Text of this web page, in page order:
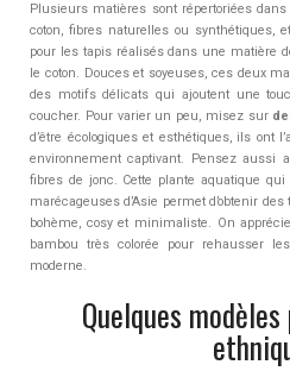
Plusieurs matières sont répertoriées
coton, fibres naturelles ou synthétiques,
pour les tapis réalisés dans une matière
le coton. Douces et soyeuses, ces deux
des motifs délicats qui ajoutent une
coucher. Pour varier un peu, misez sur
d’être écologiques et esthétiques, ils ont
environnement captivant. Pensez aussi
fibres de jonc. Cette plante aquatique
marécageuses d’Asie permet d’obtenir
bohème, cosy et minimaliste. On
bambou très colorée pour rehausser
moderne.
Quelques